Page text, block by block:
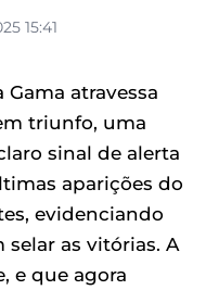
15:41
Gama atravessa
triunfo, uma
sinal de alerta
aparições do
evidenciando
as vitórias. A
e que agora